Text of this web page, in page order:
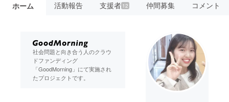
ホーム 活動報告 支援者 12 仲間募集 コメント
社会問題と向き合う人のクラウ
ドファンディング
「GoodMorning」にて実施され
たプロジェクトです。